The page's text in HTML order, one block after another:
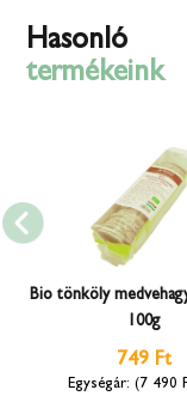
Hasonló
termékeink
Bio tönköly
100g
749 Ft
(7 490